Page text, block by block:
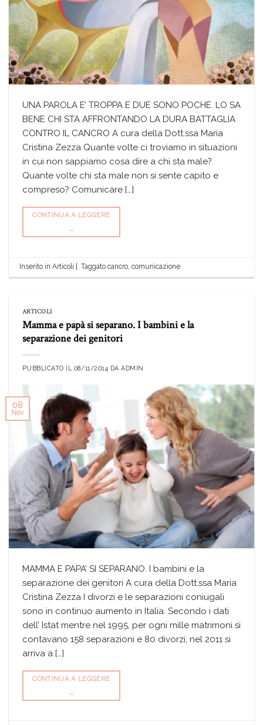
UNA PAROLA E’ TROPPA E DUE SONO POCHE. LO SA
BENE CHI STA AFFRONTANDO LA DURA BATTAGLIA
CONTRO IL CANCRO A cura della Dott.ssa Maria
Cristina Zezza Quante volte ci troviamo in situazioni
in cui non sappiamo cosa dire a chi sta male?
Quante volte chi sta male non si sente capito e
compreso? Comunicare […]
CONTINUA A LEGGERE
→
Inserito inArticoli Taggatocancro ,comunicazione
ARTICOLI
Mamma e papà si separano. I bambini e la
separazione dei genitori
PUBBLICATO IL 08/11/2014 DAADMIN
08
Nov
MAMMA E PAPA’ SI SEPARANO. I bambini e la
separazione dei genitori A cura della Dott.ssa Maria
Cristina Zezza I divorzi e le separazioni coniugali
sono in continuo aumento in Italia. Secondo i dati
dell’ Istat mentre nel 1995, per ogni mille matrimoni si
contavano 158 separazioni e 80 divorzi, nel 2011 si
arriva a […]
CONTINUA A LEGGERE
→